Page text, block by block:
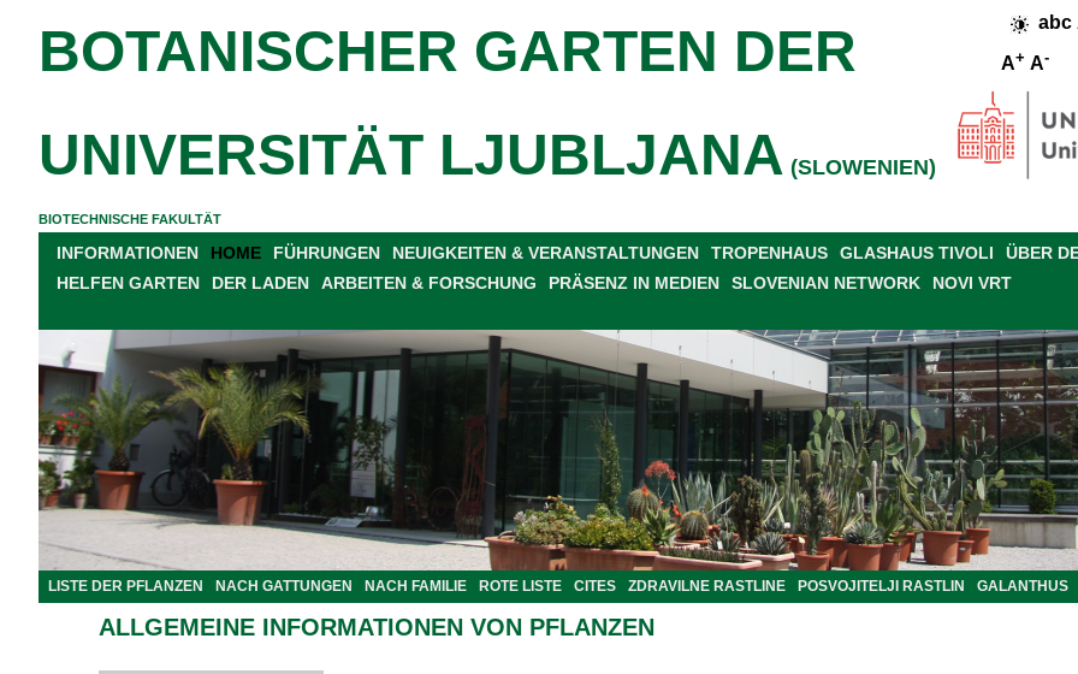
abc
A+ A-
BOTANISCHER GARTEN DER
UNIVERSITÄT LJUBLJANA (SLOWENIEN)
BIOTECHNISCHE FAKULTÄT
INFORMATIONEN HOME FÜHRUNGEN NEUIGKEITEN & VERANSTALTUNGEN TROPENHAUS GLASHAUS TIVOLI
ÜBER
HELFEN GARTEN
DER LADEN ARBEITEN & FORSCHUNG PRÄSENZ IN MEDIEN SLOVENIAN NETWORK NOVI VRT
LISTE DER PFLANZEN NACH GATTUNGEN NACH FAMILIE ROTE LISTE CITES ZDRAVILNE RASTLINE POSVOJITELJI RASTLIN GALANTHUS
ALLGEMEINE INFORMATIONEN VON PFLANZEN